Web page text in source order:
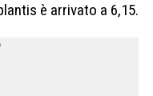
è arrivato a 6,15.